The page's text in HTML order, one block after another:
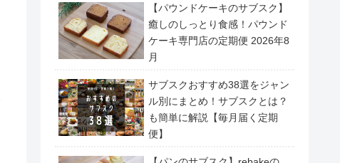
【パウンドケーキのサブスク】
癒しのしっとり食感！パウンド
ケーキ専門店の定期便 2026年8
月
サブスクおすすめ38選をジャン
ル別にまとめ！サブスクとは？
も簡単に解説【毎月届く定期
便】